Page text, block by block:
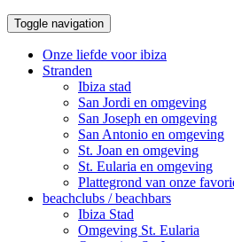
Toggle navigation
Onze liefde voor ibiza
Stranden
Ibiza stad
San Jordi en omgeving
San Joseph en omgeving
San Antonio en omgeving
St. Joan en omgeving
St. Eularia en omgeving
Plattegrond van onze
beachclubs / beachbars
Ibiza Stad
Omgeving St. Eularia